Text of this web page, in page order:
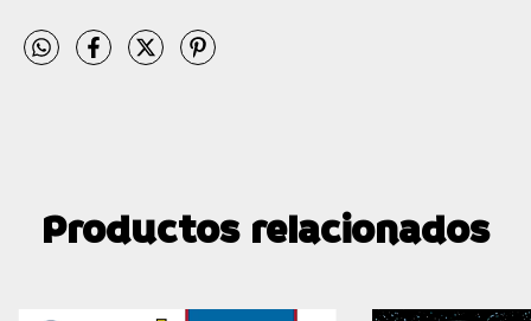
Productos relacionados